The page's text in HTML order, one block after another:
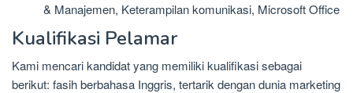
& Manajemen, Keterampilan komunikasi, Microsoft Office
Kualifikasi Pelamar
Kami mencari kandidat yang memiliki kualifikasi sebagai
berikut: fasih berbahasa Inggris, tertarik dengan dunia marketing